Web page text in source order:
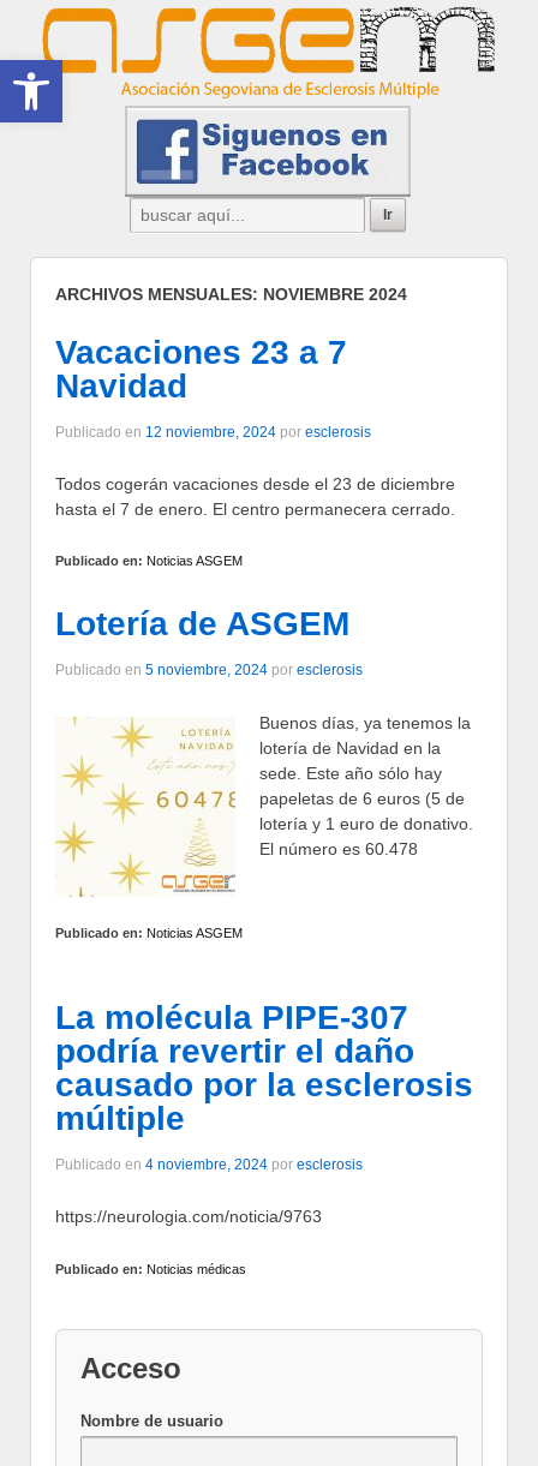
Abrir barra de herramientas
ARCHIVOS MENSUALES: NOVIEMBRE 2024
Vacaciones 23 a 7
Navidad
Publicado en 12 noviembre, 2024 por esclerosis
Todos cogerán vacaciones desde el 23 de diciembre
hasta el 7 de enero. El centro permanecera cerrado.
Publicado en: Noticias ASGEM
Lotería de ASGEM
Publicado en 5 noviembre, 2024 por esclerosis
Buenos días, ya tenemos la
lotería de Navidad en la
sede. Este año sólo hay
papeletas de 6 euros (5 de
lotería y 1 euro de donativo.
El número es 60.478
Publicado en: Noticias ASGEM
La molécula PIPE-307
podría revertir el daño
causado por la esclerosis
múltiple
Publicado en 4 noviembre, 2024 por esclerosis
https://neurologia.com/noticia/9763
Publicado en: Noticias médicas
Acceso
Nombre de usuario